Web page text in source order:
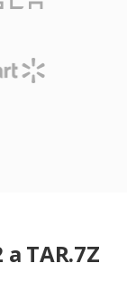
TAR.7Z